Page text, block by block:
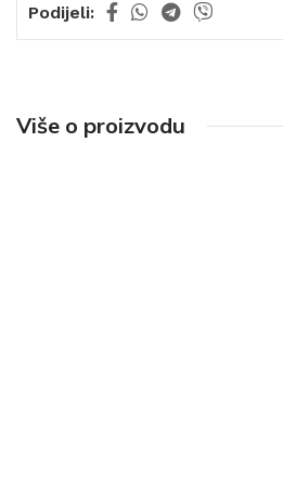
Podijeli:
Više o proizvodu